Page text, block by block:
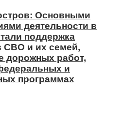
Основными
деятельности в
поддержка
СВО и их семей,
дорожных работ,
и
программах